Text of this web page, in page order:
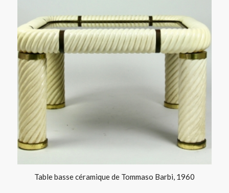
Table basse céramique de Tommaso Barbi, 1960